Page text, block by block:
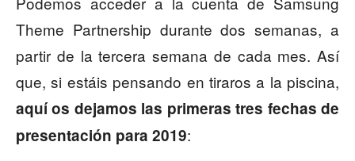
Theme Partnership durante dos semanas, a
partir de la tercera semana de cada mes. Así
que, si estáis pensando en tiraros a la piscina,
aquí os dejamos las primeras tres fechas de
presentación para 2019: